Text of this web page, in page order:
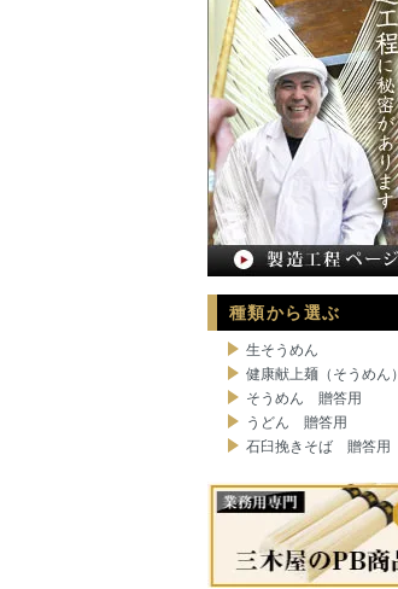
種類から選ぶ
生そうめん
健康献上麺（そうめん）
そうめん 贈答用
うどん 贈答用
石臼挽きそば 贈答用